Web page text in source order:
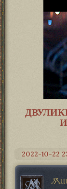
2022-10-22